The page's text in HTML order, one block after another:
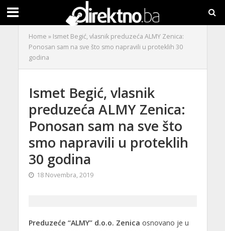
Home » Ismet Begić, vlasnik preduzeća ALMY Zenica:
Ponosan sam na sve što smo napravili u proteklih 30
godina
Ismet Begić, vlasnik
preduzeća ALMY Zenica:
Ponosan sam na sve što
smo napravili u proteklih
30 godina
18 Novembra, 2019
Preduzeće “ALMY” d.o.o. Zenica osnovano je u